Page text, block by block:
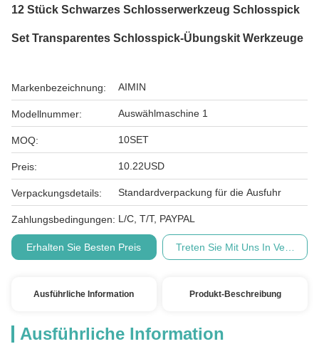
12 Stück Schwarzes Schlosserwerkzeug Schlosspick
Set Transparentes Schlosspick-Übungskit Werkzeuge
Markenbezeichnung: AIMIN
Modellnummer: Auswählmaschine 1
MOQ: 10SET
Preis: 10.22USD
Verpackungsdetails: Standardverpackung für die Ausfuhr
Zahlungsbedingungen: L/C, T/T, PAYPAL
Erhalten Sie Besten Preis Treten Sie Mit Uns In
Ausführliche Information Produkt-Beschreibung
Ausführliche Information